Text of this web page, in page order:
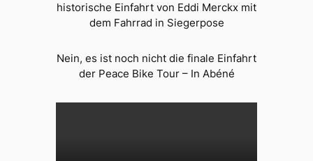
historische Einfahrt von Eddi Merckx mit
dem Fahrrad in Siegerpose
Nein, es ist noch nicht die finale Einfahrt
der Peace Bike Tour – In Abéné